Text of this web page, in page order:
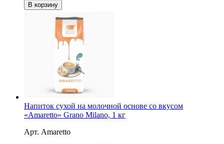
В корзину
Напиток сухой на молочной основе со вкусом
«Аmaretto» Grano Milano, 1 кг
Арт. Аmaretto